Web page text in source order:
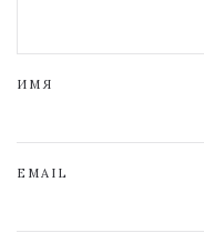
ИМЯ
EMAIL